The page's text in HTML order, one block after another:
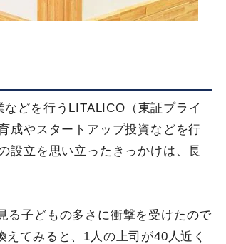
どを行うLITALICO（東証プライ
成やスタートアップ投資などを行
設立を思い立ったきっかけは、長
る子どもの多さに衝撃を受けたので
えてみると、1人の上司が40人近く